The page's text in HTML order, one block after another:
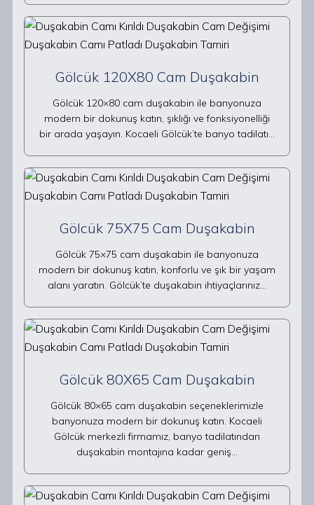
Gölcük 120X80 Cam Duşakabin
Gölcük 120×80 cam duşakabin ile banyonuza
modern bir dokunuş katın, şıklığı ve fonksiyonelliği
bir arada yaşayın. Kocaeli Gölcük’te banyo tadilatı…
Gölcük 75X75 Cam Duşakabin
Gölcük 75×75 cam duşakabin ile banyonuza
modern bir dokunuş katın, konforlu ve şık bir yaşam
alanı yaratın. Gölcük’te duşakabin ihtiyaçlarınız…
Gölcük 80X65 Cam Duşakabin
Gölcük 80×65 cam duşakabin seçeneklerimizle
banyonuza modern bir dokunuş katın. Kocaeli
Gölcük merkezli firmamız, banyo tadilatından
duşakabin montajına kadar geniş…